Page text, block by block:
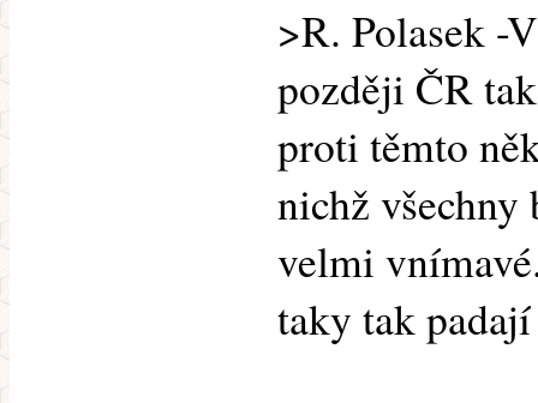
>R. Polasek -
později ČR
proti těmto
nichž všechny
velmi
taky tak